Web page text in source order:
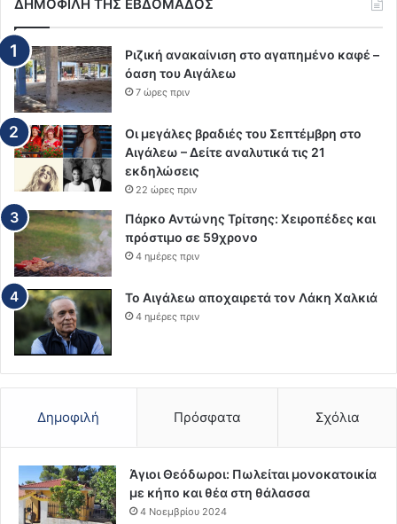
ΔΗΜΟΦΙΛΗ ΤΗΣ ΕΒΔΟΜΑΔΟΣ
Ριζική ανακαίνιση στο αγαπημένο καφέ –
όαση του Αιγάλεω
7 ώρες πριν
Οι μεγάλες βραδιές του Σεπτέμβρη στο
Αιγάλεω – Δείτε αναλυτικά τις 21
εκδηλώσεις
22 ώρες πριν
Πάρκο Αντώνης Τρίτσης: Χειροπέδες και
πρόστιμο σε 59χρονο
4 ημέρες πριν
Το Αιγάλεω αποχαιρετά τον Λάκη Χαλκιά
4 ημέρες πριν
Δημοφιλή Πρόσφατα Σχόλια
Άγιοι Θεόδωροι: Πωλείται μονοκατοικία
με κήπο και θέα στη θάλασσα
4 Νοεμβρίου 2024